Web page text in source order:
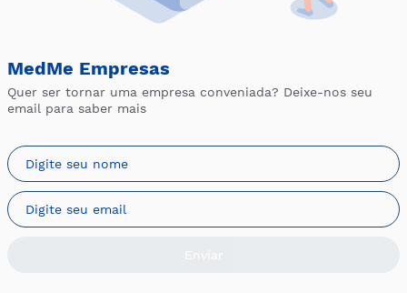
MedMe Empresas
Quer ser tornar uma empresa conveniada? Deixe-nos seu
email para saber mais